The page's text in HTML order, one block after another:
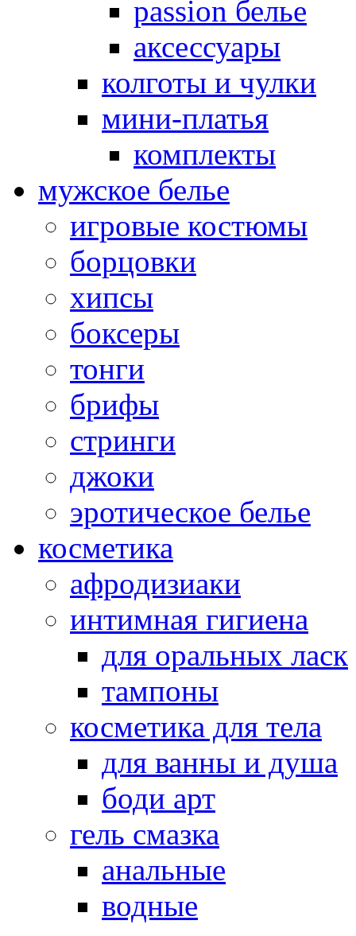
passion белье
аксессуары
колготы и чулки
мини-платья
комплекты
мужское белье
игровые костюмы
борцовки
хипсы
боксеры
тонги
брифы
стринги
джоки
эротическое белье
косметика
афродизиаки
интимная гигиена
для оральных ласк
тампоны
косметика для тела
для ванны и душа
боди арт
гель смазка
анальные
водные